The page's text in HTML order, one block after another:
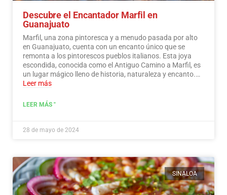
Descubre el Encantador Marfil en
Guanajuato
Marfil, una zona pintoresca y a menudo pasada por alto
en Guanajuato, cuenta con un encanto único que se
remonta a los pintorescos pueblos italianos. Esta joya
escondida, conocida como el Antiguo Camino a Marfil, es
un lugar mágico lleno de historia, naturaleza y encanto.…
Leer más
LEER MÁS "
28 de mayo de 2024
SINALOA